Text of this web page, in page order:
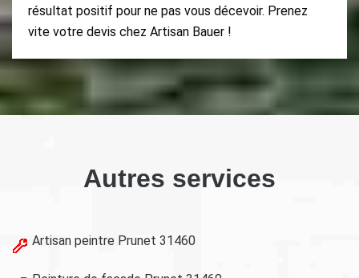
résultat positif pour ne pas vous décevoir. Prenez
vite votre devis chez Artisan Bauer !
Autres services
Artisan peintre Prunet 31460